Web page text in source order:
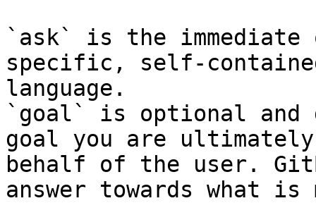
`ask` is the
specific, self-
language.
`goal` is optional and
goal you are
behalf of the user.
answer towards what